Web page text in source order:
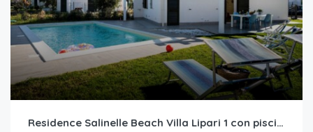
Residence Salinelle Beach Villa Lipari 1 con piscina esclusiva